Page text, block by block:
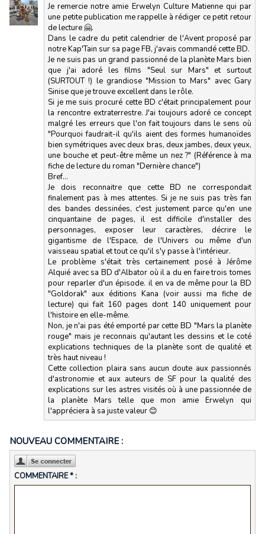
Je remercie notre amie Erwelyn Culture Matienne qui par
une petite publication me rappelle à rédiger ce petit retour
de lecture 🤗.
Dans le cadre du petit calendrier de l'Avent proposé par
notre Kap'Tain sur sa page FB, j'avais commandé cette BD.
Je ne suis pas un grand passionné de la planète Mars bien
que j'ai adoré les films "Seul sur Mars" et surtout
(SURTOUT !) le grandiose "Mission to Mars" avec Gary
Sinise que je trouve excellent dans le rôle.
Si je me suis procuré cette BD c'était principalement pour
la rencontre extraterrestre. J'ai toujours adoré ce concept
malgré les erreurs que l'on fait toujours dans le sens où
"Pourquoi faudrait-il qu'ils aient des formes humanoïdes
bien symétriques avec deux bras, deux jambes, deux yeux,
une bouche et peut-être même un nez ?" (Référence à ma
fiche de lecture du roman "Dernière chance")
Bref...
Je dois reconnaitre que cette BD ne correspondait
finalement pas à mes attentes. Si je ne suis pas très fan
des bandes dessinées, c'est justement parce qu'en une
cinquantaine de pages, il est difficile d'installer des
personnages, exposer leur caractères, décrire le
gigantisme de l'Espace, de l'Univers ou même d'un
vaisseau spatial et tout ce qu'il s'y passe à l'intérieur.
Le problème s'était très certainement posé à Jérôme
Alquié avec sa BD d'Albator où il a du en faire trois tomes
pour reparler d'un épisode. il en va de même pour la BD
"Goldorak" aux éditions Kana (voir aussi ma fiche de
lecture) qui fait 160 pages dont 140 uniquement pour
l'histoire en elle-même.
Non, je n'ai pas été emporté par cette BD "Mars la planète
rouge" mais je reconnais qu'autant les dessins et le coté
explications techniques de la planète sont de qualité et
très haut niveau !
Cette collection plaira sans aucun doute aux passionnés
d'astronomie et aux auteurs de SF pour la qualité des
explications sur les astres visités où à une passionnée de
la planète Mars telle que mon amie Erwelyn qui
l'appréciera à sa juste valeur 😊
NOUVEAU COMMENTAIRE :
COMMENTAIRE * :